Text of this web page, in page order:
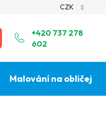
CZK
+420 737 278
602
Malování na obličej